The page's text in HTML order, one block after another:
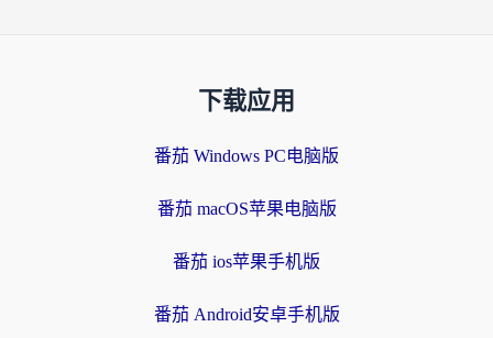
下载应用
番茄 Windows PC电脑版
番茄 macOS苹果电脑版
番茄 ios苹果手机版
番茄 Android安卓手机版